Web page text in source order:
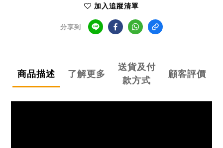
加入追蹤清單
分享到
商品描述 了解更多
送貨及付
款方式
顧客評價